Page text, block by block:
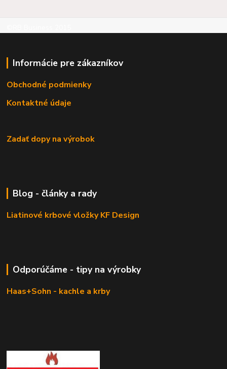
Informácie pre zákazníkov
Obchodné podmienky
Kontaktné údaje
Zadať dopy na výrobok
Blog - články a rady
Liatinové krbové vložky KF Design
Odporúčáme - tipy na výrobky
Haas+Sohn - kachle a krby